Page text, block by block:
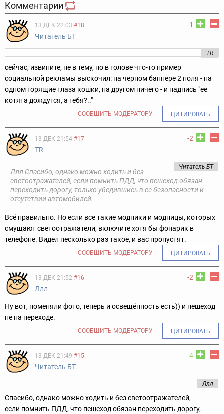
Комментарии
-1
13 ДЕК 22:03 #18
Читатель БТ
TR
сейчас, извините, не в тему, но в голове что-то пример
социальной рекламы выскочил: на черном баннере 2 поля - на
одном горящие глаза кошки, на другом ничего - и надпись "ее
котята дождутся, а тебя?.."
СООБЩИТЬ МОДЕРАТОРУ ЦИТИРОВАТЬ
-2
13 ДЕК 21:54 #17
TR
Читатель БТ
Ллл Спасибо, однако можно ходить и без
светоотражателей, если помнить ПДД, что пешеход обязан
переходить дорогу, только убедившись в ее безопасности и
отсутствии автомобилей.
Всё правильно. Но если все такие модники и модницы, которых
смущают светоотражатели, включите хотя бы фонарик в
телефоне. Видел несколько раз такое, и вас пропустят.
СООБЩИТЬ МОДЕРАТОРУ ЦИТИРОВАТЬ
-2
13 ДЕК 21:52 #16
Ллл
Ну вот, поменяли фото, теперь и освещённость есть)) и пешеход
не на переходе.
СООБЩИТЬ МОДЕРАТОРУ ЦИТИРОВАТЬ
4
13 ДЕК 21:49 #15
Читатель БТ
Ллл
Спасибо, однако можно ходить и без светоотражателей,
если помнить ПДД, что пешеход обязан переходить дорогу,